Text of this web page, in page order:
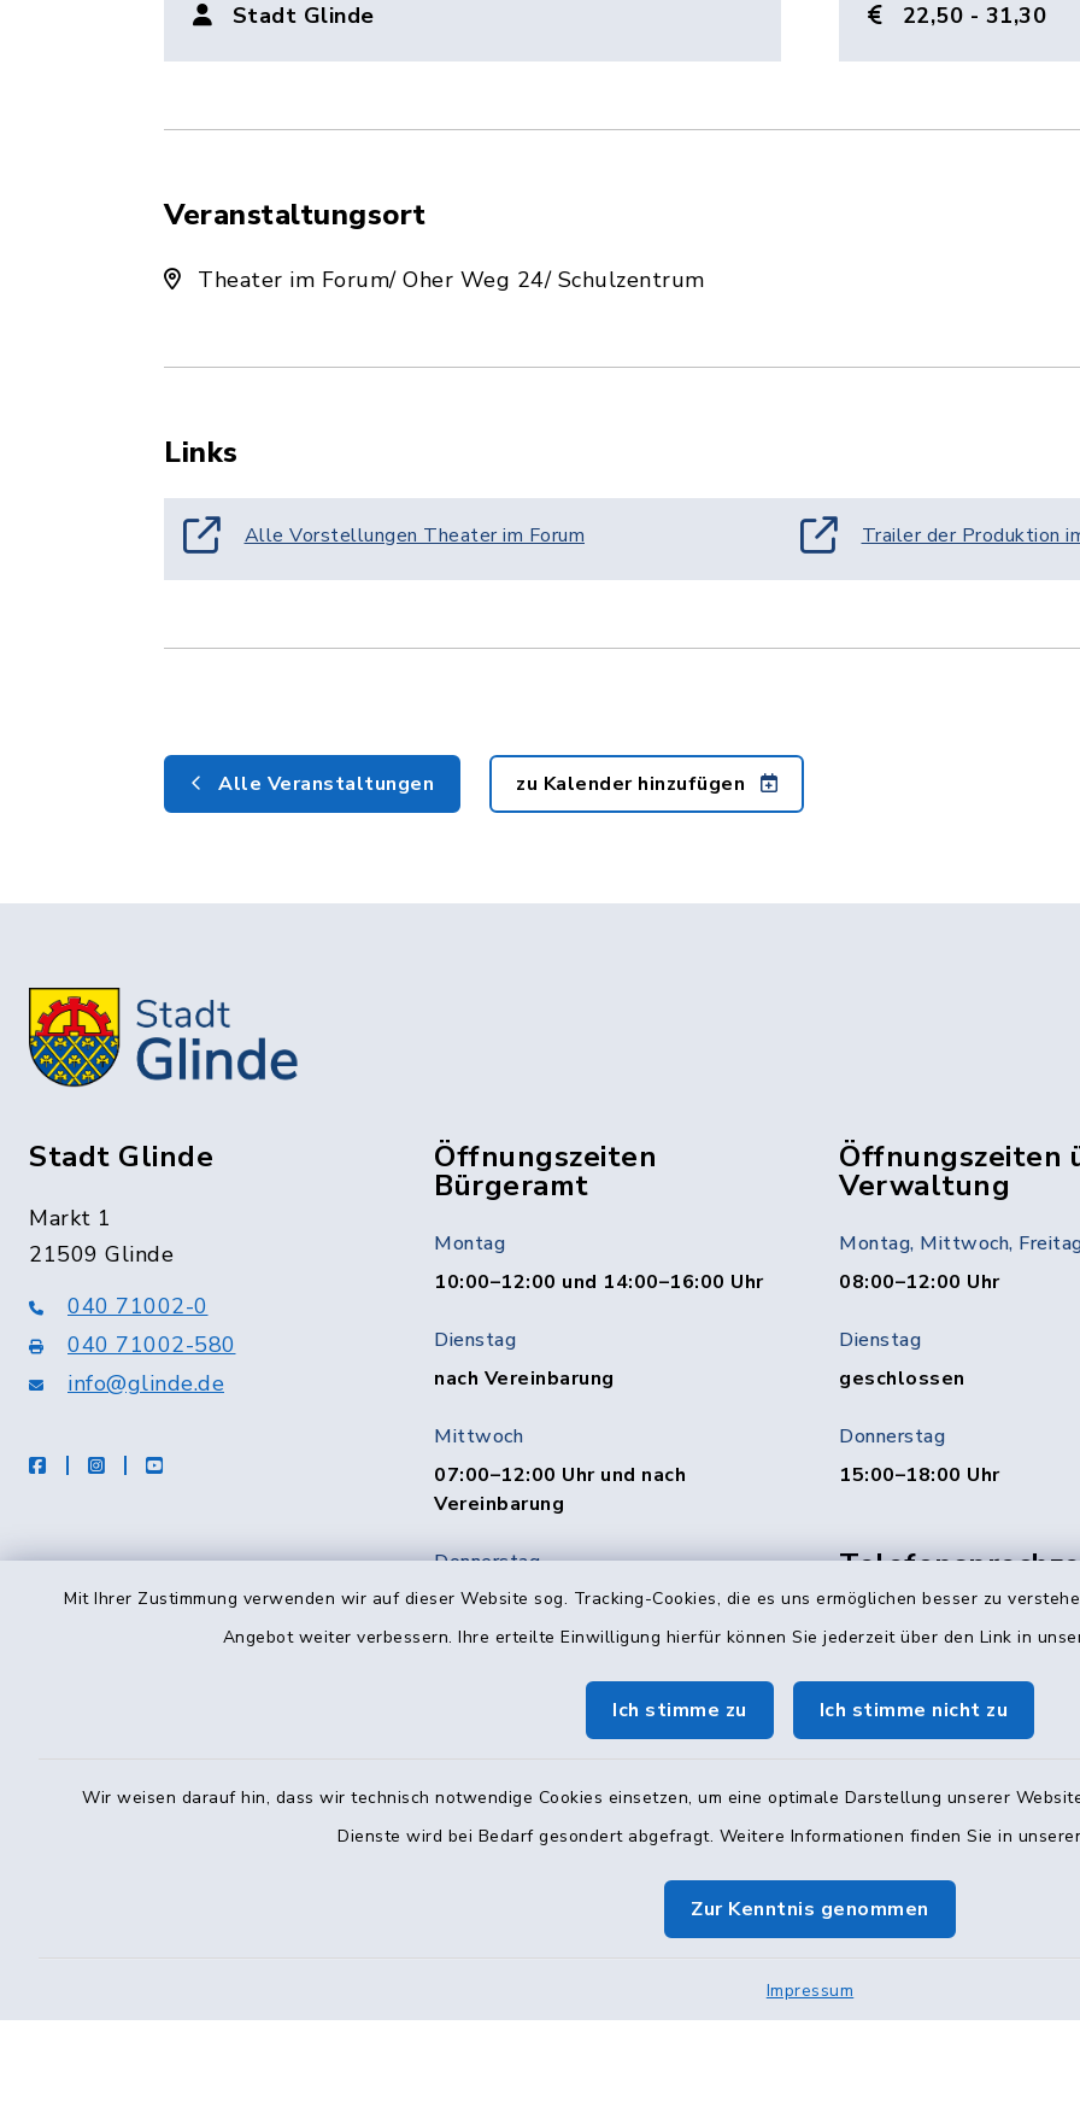
Mit Ihrer Zustimmung verwenden wir auf dieser Website sog. Tracking-Cookies, die es uns ermöglichen besser zu
Angebot weiter verbessern. Ihre erteilte Einwilligung hierfür können Sie jederzeit über den Link in
Ich stimme zu Ich stimme nicht zu
Wir weisen darauf hin, dass wir technisch notwendige Cookies einsetzen, um eine optimale Darstellung unserer
Dienste wird bei Bedarf gesondert abgefragt. Weitere Informationen finden Sie in
Zur Kenntnis genommen
Impressum
Stadt Glinde 22,50 - 31,30
Veranstaltungsort
Theater im Forum/ Oher Weg 24/ Schulzentrum
Links
Alle Vorstellungen Theater im Forum Trailer der Produktion
Alle Veranstaltungen zu Kalender hinzufügen
Stadt Glinde
Markt 1
21509 Glinde
040 71002-0
040 71002-580
info@glinde.de
facebookinstagramYoutube
Öffnungszeiten
Bürgeramt
Montag
10:00–12:00 und 14:00–16:00 Uhr
Dienstag
nach Vereinbarung
Mittwoch
07:00–12:00 Uhr und nach
Vereinbarung
Donnerstag
10:00–12:00 und 15:00–19:00 Uhr
08:00–12:00 Uhr und nach
Bürgeramt
Donnerstag: 08:00–10:00 Uhr
040 71002-238
Öffnungszeiten
Verwaltung
Montag, Mittwoch,
08:00–12:00 Uhr
Dienstag
geschlossen
Donnerstag
15:00–18:00 Uhr
Abteilung
Mittwoch:
Donnerstag:
Termin, per Telefon
040 71002-222 &
kita@glinde.de